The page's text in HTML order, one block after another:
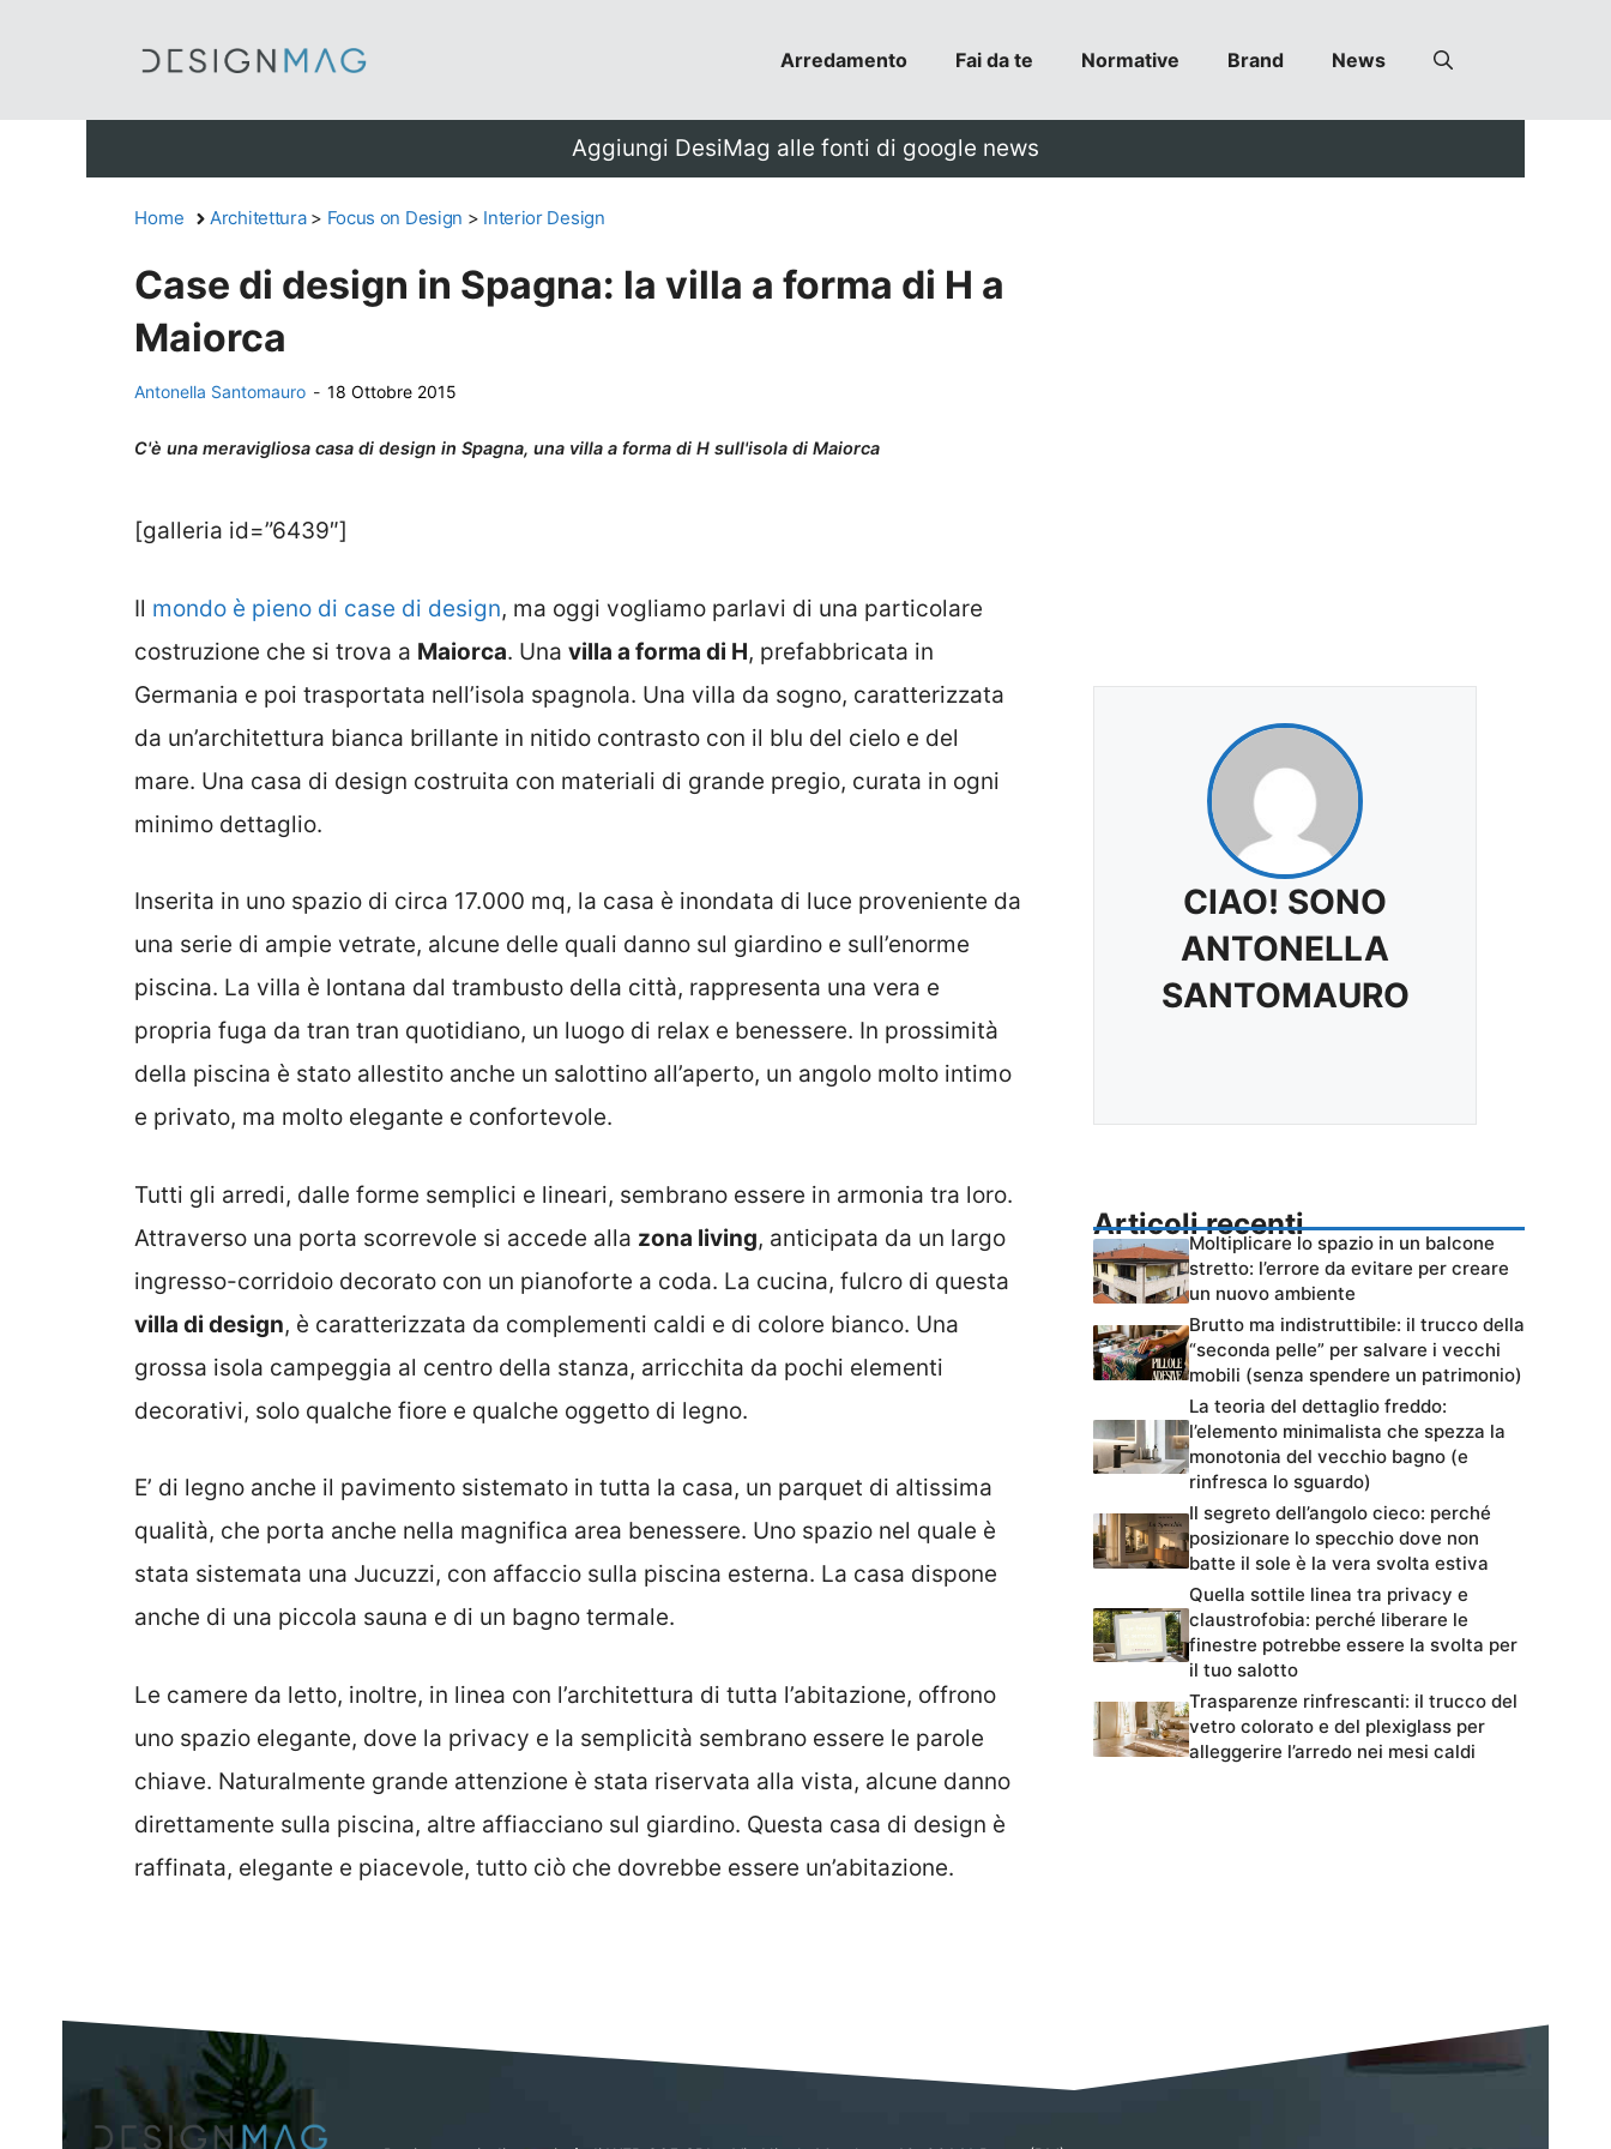
Arredamento Fai da te Normative Brand News
Aggiungi DesiMag alle fonti di google news
Home Architettura> Focus on Design > Interior Design
Case di design in Spagna: la villa a forma di H a
Maiorca
Antonella Santomauro - 18 Ottobre 2015
C'è una meravigliosa casa di design in Spagna, una villa a forma di H sull'isola di Maiorca
[galleria id=”6439″]
Il mondo è pieno di case di design, ma oggi vogliamo parlavi di una particolare
costruzione che si trova a Maiorca. Una villa a forma di H, prefabbricata in
Germania e poi trasportata nell’isola spagnola. Una villa da sogno, caratterizzata
da un’architettura bianca brillante in nitido contrasto con il blu del cielo e del
mare. Una casa di design costruita con materiali di grande pregio, curata in ogni
minimo dettaglio.
Inserita in uno spazio di circa 17.000 mq, la casa è inondata di luce proveniente da
una serie di ampie vetrate, alcune delle quali danno sul giardino e sull’enorme
piscina. La villa è lontana dal trambusto della città, rappresenta una vera e
propria fuga da tran tran quotidiano, un luogo di relax e benessere. In prossimità
della piscina è stato allestito anche un salottino all’aperto, un angolo molto intimo
e privato, ma molto elegante e confortevole.
Tutti gli arredi, dalle forme semplici e lineari, sembrano essere in armonia tra loro.
Attraverso una porta scorrevole si accede alla zona living, anticipata da un largo
ingresso-corridoio decorato con un pianoforte a coda. La cucina, fulcro di questa
villa di design, è caratterizzata da complementi caldi e di colore bianco. Una
grossa isola campeggia al centro della stanza, arricchita da pochi elementi
decorativi, solo qualche fiore e qualche oggetto di legno.
E’ di legno anche il pavimento sistemato in tutta la casa, un parquet di altissima
qualità, che porta anche nella magnifica area benessere. Uno spazio nel quale è
stata sistemata una Jucuzzi, con affaccio sulla piscina esterna. La casa dispone
anche di una piccola sauna e di un bagno termale.
Le camere da letto, inoltre, in linea con l’architettura di tutta l’abitazione, offrono
uno spazio elegante, dove la privacy e la semplicità sembrano essere le parole
chiave. Naturalmente grande attenzione è stata riservata alla vista, alcune danno
direttamente sulla piscina, altre affiacciano sul giardino. Questa casa di design è
raffinata, elegante e piacevole, tutto ciò che dovrebbe essere un’abitazione.
CIAO! SONO
ANTONELLA
SANTOMAURO
Articoli recenti
Moltiplicare lo spazio in un balcone
stretto: l’errore da evitare per creare
un nuovo ambiente
Brutto ma indistruttibile: il trucco della
“seconda pelle” per salvare i vecchi
mobili (senza spendere un patrimonio)
La teoria del dettaglio freddo:
l’elemento minimalista che spezza la
monotonia del vecchio bagno (e
rinfresca lo sguardo)
Il segreto dell’angolo cieco: perché
posizionare lo specchio dove non
batte il sole è la vera svolta estiva
Quella sottile linea tra privacy e
claustrofobia: perché liberare le
finestre potrebbe essere la svolta per
il tuo salotto
Trasparenze rinfrescanti: il trucco del
vetro colorato e del plexiglass per
alleggerire l’arredo nei mesi caldi